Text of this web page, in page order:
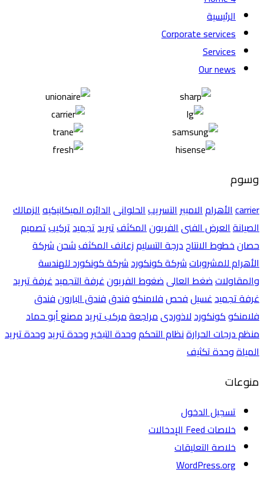
الرئيسية
Corporate services
Services
Our news
وسوم
carrierالأهرامالامبيرالتسريبالحلوانىالدائره الميكانيكيهالزمالك
الصيانةالعرض الفنىالفريونالمكثفتبريدتجميدتركيبتصميم
حصانخطوط الانتاجدرجة التسليمزعانف المكثفشحنشركة
الأهرام للمشروباتشركة كونكوردشركة كونكورد للهندسة
والمقاولاتضغط العالىضغوط الفريونغرفة التجميدغرفة تبريد
غرفة تجميدغسيلفحصفلامنكوفندقفندق البارونفندق
فلامنكوكونكوردلاذوردىمراجعةمركب تبريدمصنع أبو حماد
منظم درجات الحرارةنظام التحكموحدة التبخيروحدة تبريدوحدة تبريد
المياةوحدة تكثيف
منوعات
تسجيل الدخول
خلاصات Feed الإدخالات
خلاصة التعليقات
WordPress.org